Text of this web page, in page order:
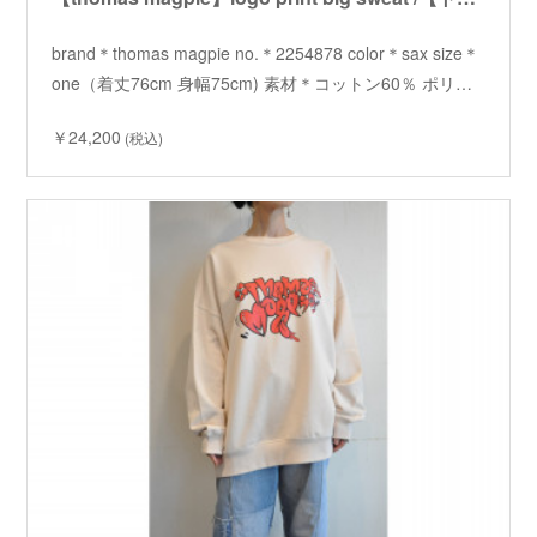
brand＊thomas magpie no.＊2254878 color＊sax size＊
one（着丈76cm 身幅75cm) 素材＊コットン60％ ポリ…
￥24,200 (税込)